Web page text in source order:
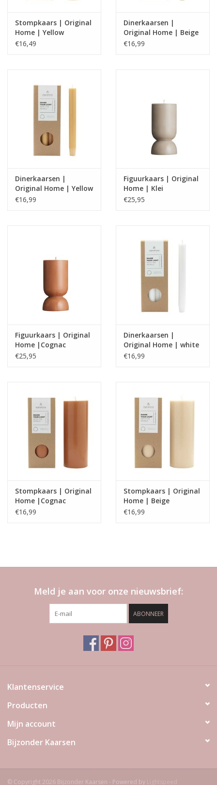
Stompkaars | Original
Home | Yellow
€16,49
Dinerkaarsen |
Original Home | Beige
€16,99
Dinerkaarsen |
Original Home | Yellow
€16,99
Figuurkaars | Original
Home | Klei
€25,95
Figuurkaars | Original
Home |Cognac
€25,95
Dinerkaarsen |
Original Home | white
€16,99
Stompkaars | Original
Home |Cognac
€16,99
Stompkaars | Original
Home | Beige
€16,99
Meld je aan voor onze nieuwsbrief:
ABONNEER
Klantenservice
Producten
Mijn account
Bijzonder Kaarsen
© Copyright 2026 Bijzonder Kaarsen - Powered by Lightspeed